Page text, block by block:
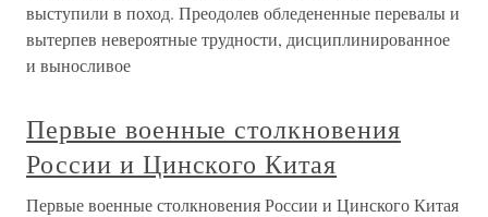
выступили в поход. Преодолев обледененные перевалы и
вытерпев невероятные трудности, дисциплинированное
и выносливое
Первые военные столкновения
России и Цинского Китая
Первые военные столкновения России и Цинского Китая